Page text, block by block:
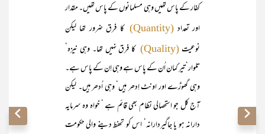
کفار کے پاس تھیں وہی مسلمانوں کے پاس تھیں۔ مقدار
اور تعداد (Quantity)
کا فرق ضرور تھا لیکن
نوعیت (Quality)
کا فرق نہیں تھا۔ وہی نیزہ‘
تلوار‘ تیر کمان اُن کے پاس ہے وہی اِن کے پاس ہے۔
وہی گھوڑے اور اونٹ اِدھر ہیں‘ وہی اُدھر ہیں۔ لیکن
آج کل جو استحصالی نظام بھی قائم ہے ‘ خواہ وہ سرمایہ
دارانہ ہو یا جاگیردارانہ‘ اس کو تحفط دینے والی حکومت